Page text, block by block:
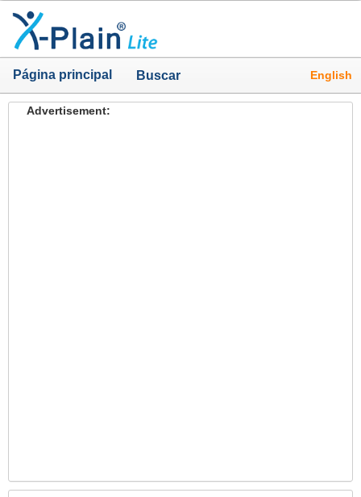
Página principal Buscar English
Advertisement: